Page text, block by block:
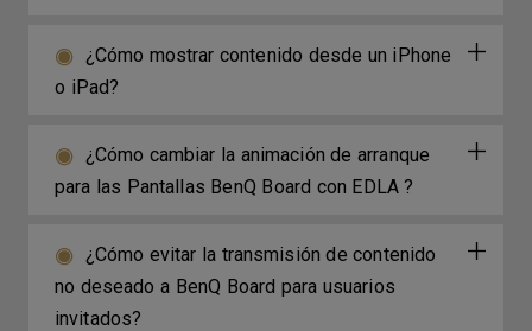
¿Cómo mostrar contenido desde un iPhone
o iPad?
¿Cómo cambiar la animación de arranque
para las Pantallas BenQ Board con EDLA ?
¿Cómo evitar la transmisión de contenido
no deseado a BenQ Board para usuarios
invitados?